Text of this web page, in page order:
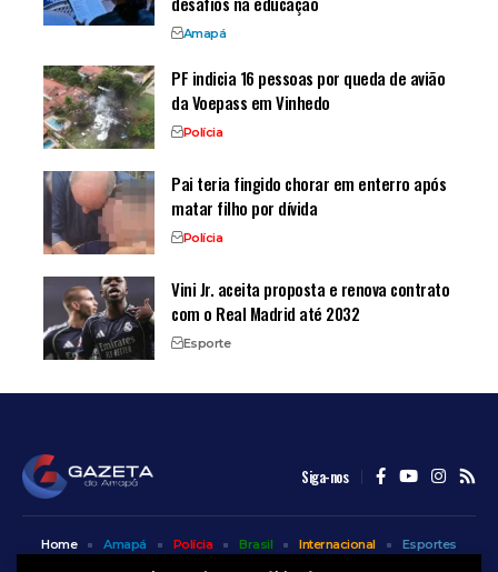
Amapá
PF indicia 16 pessoas por queda de avião
da Voepass em Vinhedo
Polícia
Pai teria fingido chorar em enterro após
matar filho por dívida
Polícia
Vini Jr. aceita proposta e renova contrato
com o Real Madrid até 2032
Esporte
Siga-nos
Home Amapá Polícia Brasil Internacional
Esportes
Bem Estar
Entretenimento